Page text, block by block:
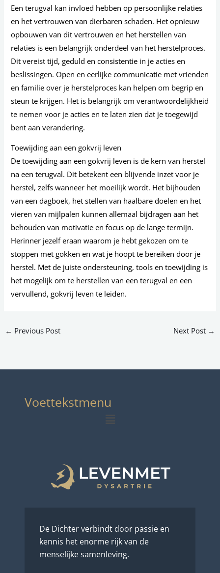
Een terugval kan invloed hebben op persoonlijke relaties
en het vertrouwen van dierbaren schaden. Het opnieuw
opbouwen van dit vertrouwen en het herstellen van
relaties is een belangrijk onderdeel van het herstelproces.
Dit vereist tijd, geduld en consistentie in je acties en
beslissingen. Open en eerlijke communicatie met vrienden
en familie over je herstelproces kan helpen om begrip en
steun te krijgen. Het is belangrijk om verantwoordelijkheid
te nemen voor je acties en te laten zien dat je toegewijd
bent aan verandering.
Toewijding aan een gokvrij leven
De toewijding aan een gokvrij leven is de kern van herstel
na een terugval. Dit betekent een blijvende inzet voor je
herstel, zelfs wanneer het moeilijk wordt. Het bijhouden
van een dagboek, het stellen van haalbare doelen en het
vieren van mijlpalen kunnen allemaal bijdragen aan het
behouden van motivatie en focus op de lange termijn.
Herinner jezelf eraan waarom je hebt gekozen om te
stoppen met gokken en wat je hoopt te bereiken door je
herstel. Met de juiste ondersteuning, tools en toewijding is
het mogelijk om te herstellen van een terugval en een
vervullend, gokvrij leven te leiden.
← Previous Post Next Post →
Voettekstmenu
Menu
De Dichter verbindt door passie en
kennis het enorme rijk van de
menselijke samenleving.